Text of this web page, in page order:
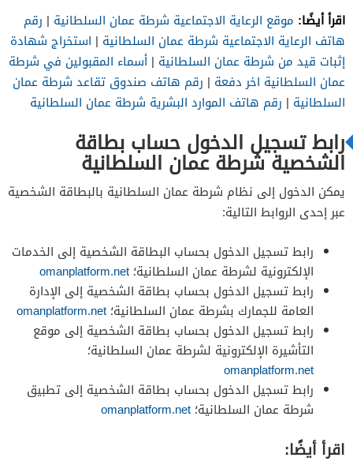
اقرأ أيضًا: موقع الرعاية الاجتماعية شرطة عمان السلطانية | رقم
هاتف الرعاية الاجتماعية شرطة عمان السلطانية | استخراج شهادة
إثبات قيد من شرطة عمان السلطانية | أسماء المقبولين في شرطة
عمان السلطانية اخر دفعة | رقم هاتف صندوق تقاعد شرطة عمان
السلطانية | رقم هاتف الموارد البشرية شرطة عمان السلطانية
رابط تسجيل الدخول حساب بطاقة
الشخصية شرطة عمان السلطانية
يمكن الدخول إلى نظام شرطة عمان السلطانية بالبطاقة الشخصية
عبر إحدى الروابط التالية:
رابط تسجيل الدخول بحساب البطاقة الشخصية إلى الخدمات
الإلكترونية لشرطة عمان السلطانية؛ omanplatform.net
رابط تسجيل الدخول بحساب بطاقة الشخصية إلى الإدارة
العامة للجمارك بشرطة عمان السلطانية؛ omanplatform.net
رابط تسجيل الدخول بحساب بطاقة الشخصية إلى موقع
التأشيرة الإلكترونية لشرطة عمان السلطانية؛
omanplatform.net
رابط تسجيل الدخول بحساب بطاقة الشخصية إلى تطبيق
شرطة عمان السلطانية؛ omanplatform.net
اقرأ أيضًا: